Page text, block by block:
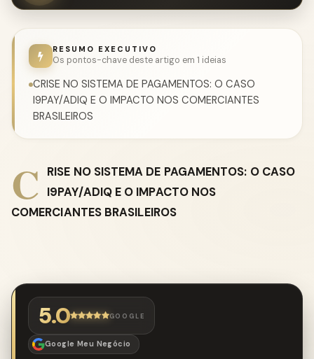
RESUMO EXECUTIVO
Os pontos-chave deste artigo em 1 ideias
CRISE NO SISTEMA DE PAGAMENTOS: O CASO
I9PAY/ADIQ E O IMPACTO NOS COMERCIANTES
BRASILEIROS
C
RISE NO SISTEMA DE PAGAMENTOS: O CASO
I9PAY/ADIQ E O IMPACTO NOS
COMERCIANTES BRASILEIROS
5.0 GOOGLE
Google Meu Negócio